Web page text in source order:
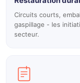
Circuits courts,
gaspillage - les
secteur.